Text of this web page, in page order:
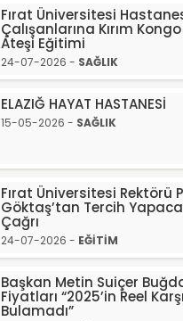
Fırat Üniversitesi
Çalışanlarına Kırım
Ateşi Eğitimi
24-07-2026 - SAĞLIK
ELAZIĞ HAYAT HASTANESİ
15-05-2026 - SAĞLIK
Fırat Üniversitesi Rektörü
Göktaş’tan Tercih
Çağrı
24-07-2026 - EĞİTİM
Başkan Metin Suiçer
Fiyatları “2025’in Reel
Bulamadı”